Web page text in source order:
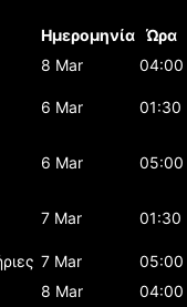
Ημερομηνία Ώρα
8 Mar
04:00
6 Mar 01:30
6 Mar 05:00
7 Mar 01:30
7 Mar
05:00
8 Mar
04:00